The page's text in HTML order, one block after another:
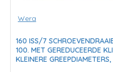
Wera
160 ISS/7
100. MET GEREDUCEERDE
KLEINERE